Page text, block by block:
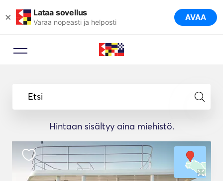
× Lataa sovellus
Varaa nopeasti ja helposti AVAA
Etsi
Hintaan sisältyy aina miehistö.